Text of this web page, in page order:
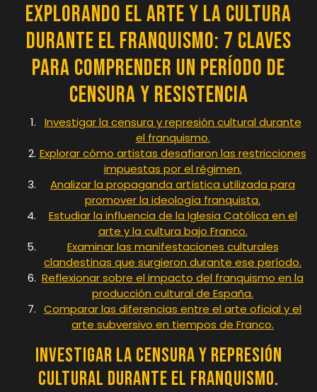
Explorando el Arte y la Cultura
Durante el Franquismo: 7 Claves
para Comprender un Período de
Censura y Resistencia
Investigar la censura y represión cultural durante
el franquismo.
Explorar cómo artistas desafiaron las restricciones
impuestas por el régimen.
Analizar la propaganda artística utilizada para
promover la ideología franquista.
Estudiar la influencia de la Iglesia Católica en el
arte y la cultura bajo Franco.
Examinar las manifestaciones culturales
clandestinas que surgieron durante ese período.
Reflexionar sobre el impacto del franquismo en la
producción cultural de España.
Comparar las diferencias entre el arte oficial y el
arte subversivo en tiempos de Franco.
Investigar la censura y represión
cultural durante el franquismo.